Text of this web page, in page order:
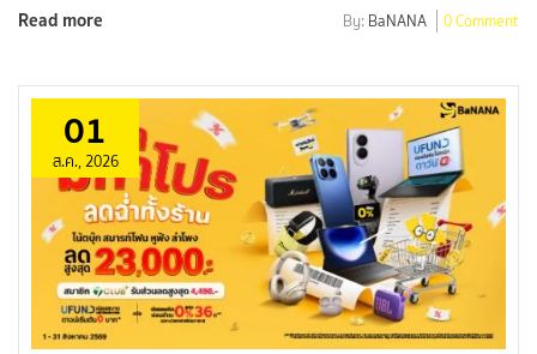
Read more By: BaNANA 0 Comment
01
ส.ค., 2026